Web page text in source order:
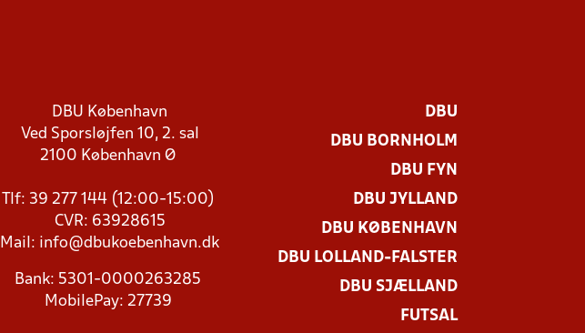
DBU København
Ved Sporsløjfen 10, 2. sal
2100 København Ø
Tlf: 39 277 144 (12:00-15:00)
CVR: 63928615
Mail: info@dbukoebenhavn.dk
Bank: 5301-0000263285
MobilePay: 27739
DBU
DBU BORNHOLM
DBU FYN
DBU JYLLAND
DBU KØBENHAVN
DBU LOLLAND-FALSTER
DBU SJÆLLAND
FUTSAL